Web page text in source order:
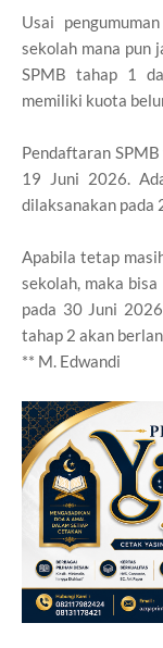
Usai
sekolah mana pun
SPMB tahap 1
memiliki kuota
Pendaftaran
19 Juni 2026.
dilaksanakan pada
Apabila tetap
sekolah, maka
pada 30 Juni
tahap 2 akan
** M. Edwandi